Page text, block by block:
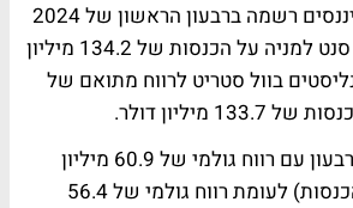
תוכנה לתחומים הפיננסים רשמה ברבעון הראשון של 2024
רווח מתואם של 36 סנט למניה על הכנסות של 134.2 מיליון
בוול סטריט לרווח מתואם של
החברה סיימה את הרבעון עם רווח גולמי של 60.9 מיליון
דולר (כ-45.4% מההכנסות) לעומת רווח גולמי של 56.4